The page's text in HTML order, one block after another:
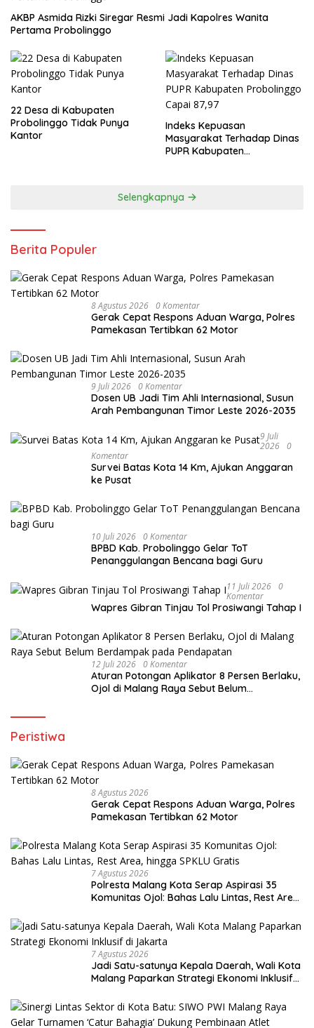
AKBP Asmida Rizki Siregar Resmi Jadi Kapolres Wanita
Pertama Probolinggo
22 Desa di Kabupaten
Probolinggo Tidak Punya
Kantor
Indeks Kepuasan
Masyarakat Terhadap Dinas
PUPR Kabupaten
Selengkapnya
Berita Populer
8 Agustus 2026 0 Komentar
Gerak Cepat Respons Aduan Warga, Polres
Pamekasan Tertibkan 62 Motor
9 Juli 2026 0 Komentar
Dosen UB Jadi Tim Ahli Internasional, Susun
Arah Pembangunan Timor Leste 2026-2035
9 Juli
2026 0
Komentar
Survei Batas Kota 14 Km, Ajukan Anggaran
ke Pusat
10 Juli 2026 0 Komentar
BPBD Kab. Probolinggo Gelar ToT
Penanggulangan Bencana bagi Guru
11 Juli 2026 0
Komentar
Wapres Gibran Tinjau Tol Prosiwangi Tahap I
12 Juli 2026 0 Komentar
Aturan Potongan Aplikator 8 Persen Berlaku,
Ojol di Malang Raya Sebut Belum
Peristiwa
8 Agustus 2026
Gerak Cepat Respons Aduan Warga, Polres
Pamekasan Tertibkan 62 Motor
7 Agustus 2026
Polresta Malang Kota Serap Aspirasi 35
Komunitas Ojol: Bahas Lalu Lintas, Rest Area,
7 Agustus 2026
Jadi Satu-satunya Kepala Daerah, Wali Kota
Malang Paparkan Strategi Ekonomi Inklusif